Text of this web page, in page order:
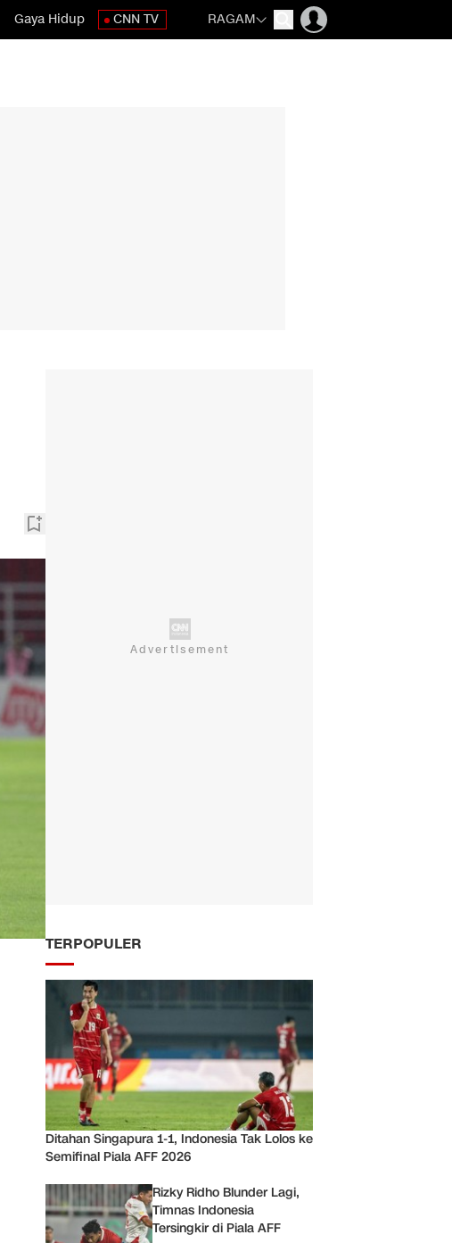
Gaya Hidup CNN TV RAGAM
TERPOPULER
Ditahan Singapura 1-1, Indonesia Tak Lolos ke
Semifinal Piala AFF 2026
Rizky Ridho Blunder Lagi,
Timnas Indonesia
Tersingkir di Piala AFF